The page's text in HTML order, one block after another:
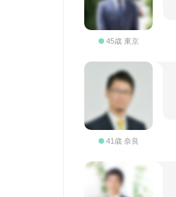
45歳 東京
41歳 奈良